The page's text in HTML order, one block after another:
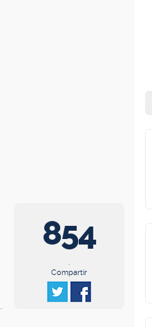
854
.
Compartir